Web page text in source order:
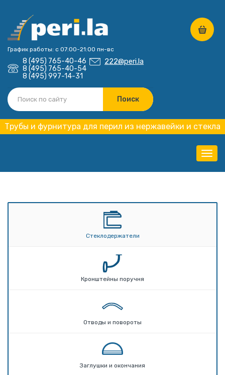
График работы: с 07:00-21:00 пн-вс
8 (495) 765-40-46
8 (495) 765-40-54
8 (495) 997-14-31
222@peri.la
Трубы и фурнитура для перил из нержавейки и стекла
Стеклодержатели
Кронштейны поручня
Отводы и повороты
Заглушки и окончания